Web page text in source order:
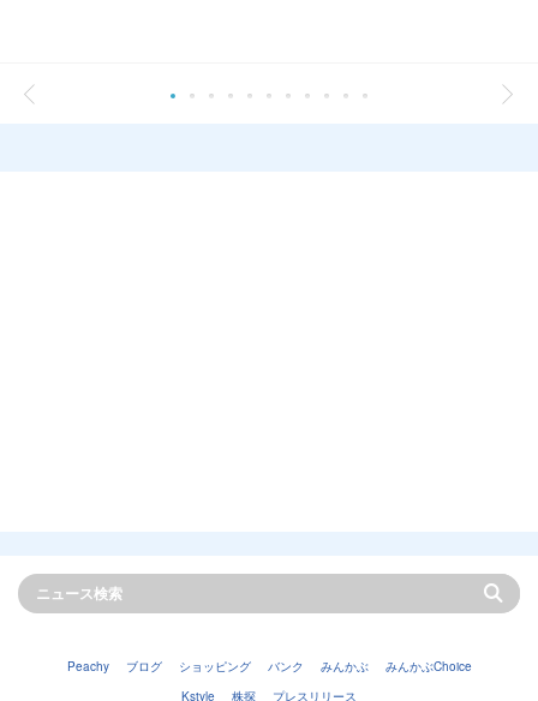
Peachy ブログ ショッピング バンク みんかぶ
みんかぶChoice
Kstyle
株探 プレスリリース